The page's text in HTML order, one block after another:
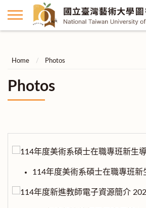
Home Photos
Photos
114年度美術系碩士在職專班